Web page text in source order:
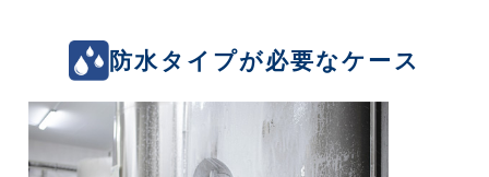
防水タイプが必要なケース